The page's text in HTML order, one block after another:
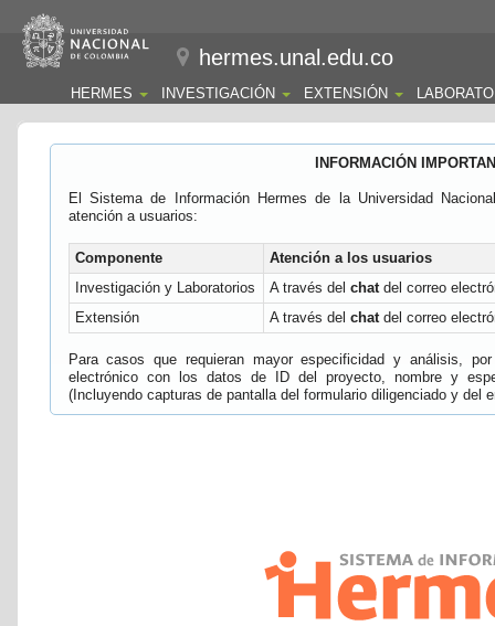
hermes.unal.edu.co
HERMES INVESTIGACIÓN EXTENSIÓN
INFORMACIÓN
El Sistema de Información Hermes de la Universidad
atención a usuarios:
Componente
Atención a los usuarios
Investigación y Laboratorios
A través del chatdel correo
Extensión
A través del chatdel correo
Para casos que requieran mayor especificidad y análisis,
electrónico con los datos de ID del proyecto, nombre y
(Incluyendo capturas de pantalla del formulario diligenciado y del